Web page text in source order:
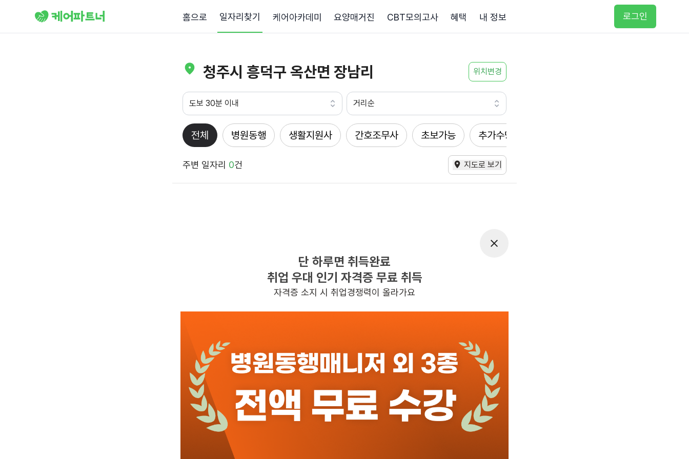
홈으로 일자리찾기 케어아카데미 요양매거진 CBT모의고사 혜택 내 정보 로그인
청주시 흥덕구 옥산면 장남리 위치변경
도보 30분 이내 거리순
전체 병원동행 생활지원사 간호조무사 초보가능 추가수당
주변 일자리 0건 지도로 보기
찾으시는 조건의 일자리가 없습니다
더욱더 노력하는 케어파트너가 되겠습니다.
단 하루면 취득완료
취업 우대 인기 자격증 무료 취득
자격증 소지 시 취업경쟁력이 올라가요